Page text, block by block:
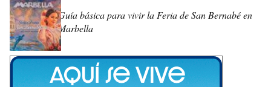
Guía básica para vivir la Feria de San Bernabé en
Marbella